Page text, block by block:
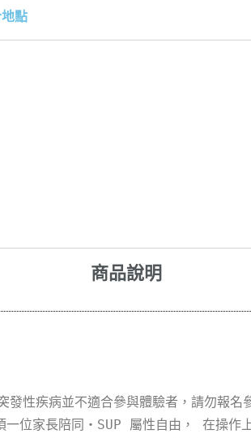
點
商品說明
發性疾病並不適合參與體驗者，請勿報名
位家長陪同・SUP 屬性自由， 在操作